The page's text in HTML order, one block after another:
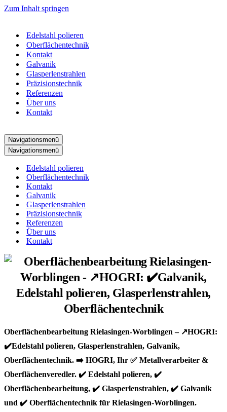
Zum Inhalt springen
Edelstahl polieren
Oberflächentechnik
Kontakt
Galvanik
Glasperlenstrahlen
Präzisionstechnik
Referenzen
Über uns
Kontakt
Navigationsmenü
Navigationsmenü
Edelstahl polieren
Oberflächentechnik
Kontakt
Galvanik
Glasperlenstrahlen
Präzisionstechnik
Referenzen
Über uns
Kontakt
Oberflächenbearbeitung Rielasingen-Worblingen – ↗️HOGRI:
✔️Edelstahl polieren, Glasperlenstrahlen, Galvanik,
Oberflächentechnik. ➡️ HOGRI, Ihr ✅ Metallverarbeiter &
Oberflächenveredler. ✔️ Edelstahl polieren, ✔️
Oberflächenbearbeitung, ✔️ Glasperlenstrahlen, ✔️ Galvanik
und ✔️ Oberflächentechnik für Rielasingen-Worblingen.